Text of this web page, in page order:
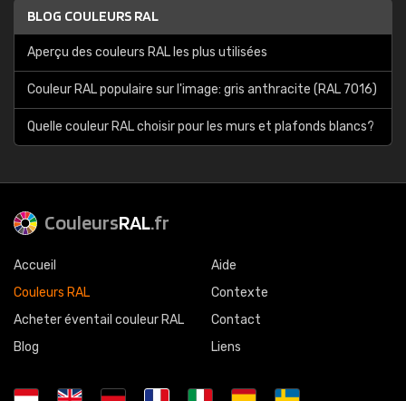
BLOG COULEURS RAL
Aperçu des couleurs RAL les plus utilisées
Couleur RAL populaire sur l'image: gris anthracite (RAL 7016)
Quelle couleur RAL choisir pour les murs et plafonds blancs?
CouleursRAL.fr
Accueil
Couleurs RAL
Acheter éventail couleur RAL
Blog
Aide
Contexte
Contact
Liens